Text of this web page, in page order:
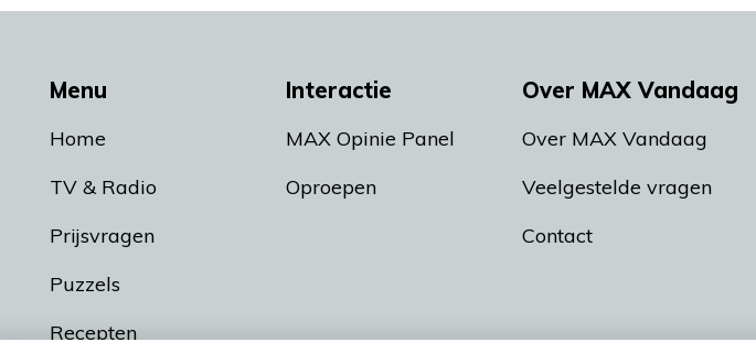
Menu
Home
TV & Radio
Prijsvragen
Puzzels
Recepten
Interactie
MAX Opinie Panel
Oproepen
Over MAX Vandaag
Over MAX Vandaag
Veelgestelde vragen
Contact